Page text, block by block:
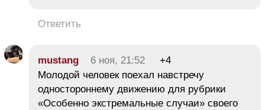
Ответить
mustang 6 ноя, 21:52
+4
Молодой человек поехал навстречу
одностороннему движению для рубрики
«Особенно экстремальные случаи» своего